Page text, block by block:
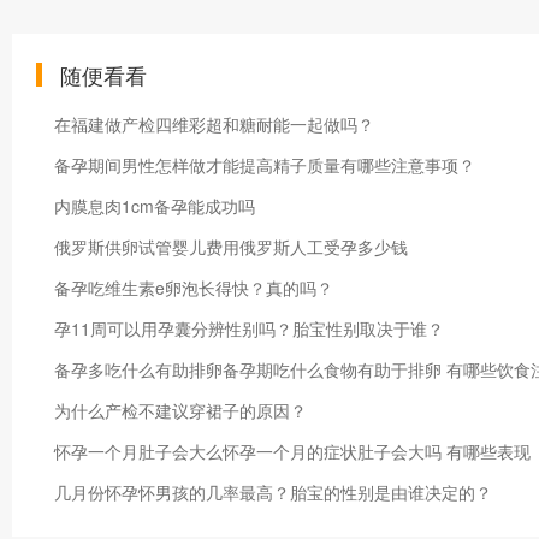
随便看看
在福建做产检四维彩超和糖耐能一起做吗？
备孕期间男性怎样做才能提高精子质量有哪些注意事项？
内膜息肉1cm备孕能成功吗
俄罗斯供卵试管婴儿费用俄罗斯人工受孕多少钱
备孕吃维生素e卵泡长得快？真的吗？
孕11周可以用孕囊分辨性别吗？胎宝性别取决于谁？
备孕多吃什么有助排卵备孕期吃什么食物有助于排卵 有哪些饮食
为什么产检不建议穿裙子的原因？
怀孕一个月肚子会大么怀孕一个月的症状肚子会大吗 有哪些表现
几月份怀孕怀男孩的几率最高？胎宝的性别是由谁决定的？